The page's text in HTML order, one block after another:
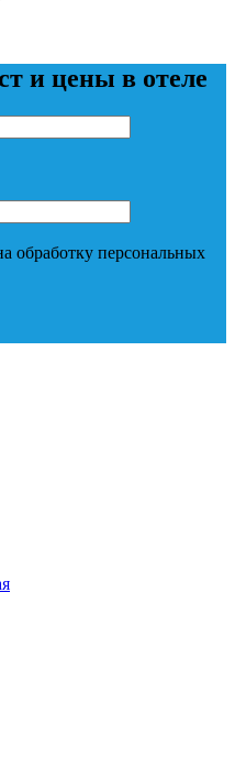
и цены в отеле
обработку персональных